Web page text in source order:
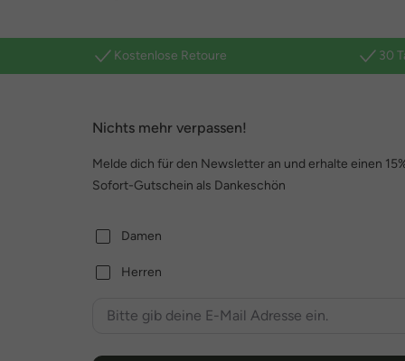
Kostenlose Retoure 30
Nichts mehr verpassen!
Melde dich für den Newsletter an und erhalte einen
Sofort-Gutschein als Dankeschön
Damen
Herren